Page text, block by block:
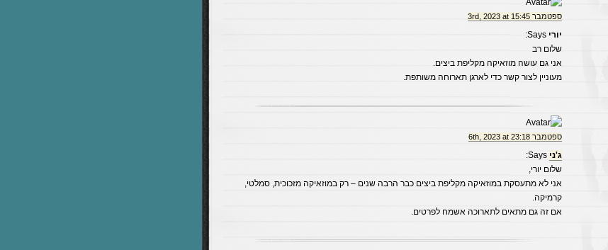
ספטמבר 3rd, 2023 at 15:45
יורי
שלום רב
אני גם עושה מוזאיקה מקליפת ביצים.
מעוניין לצור קשר כדי לארגן תארוחה משותפת.
ספטמבר 6th, 2023 at 23:18
ג'ני
שלום יורי,
אני לא מתעסקת במוזאיקה מקליפת ביצים כבר הרבה שנים – רק במוזאיקה מזכוכית, סמלטי,
קרמיקה.
אם זה גם מתאים לתארוכה אשמח לפרטים.